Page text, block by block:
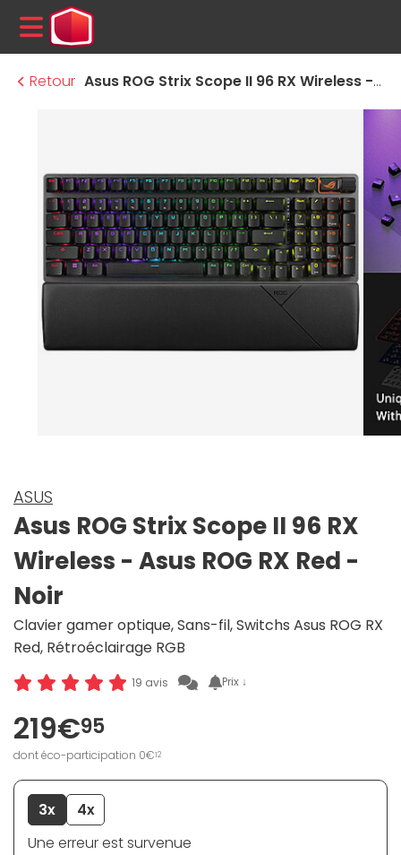
MENU
Retour
Asus ROG Strix Scope II 96 RX Wireless - Asus ROG RX Red - Noir
ASUS
Asus ROG Strix Scope II 96 RX
Wireless - Asus ROG RX Red -
Noir
Clavier gamer optique, Sans-fil, Switchs Asus ROG RX
Red, Rétroéclairage RGB
19 avis Prix ↓
219€95
dont éco-participation 0€12
3x
4x
Une erreur est survenue